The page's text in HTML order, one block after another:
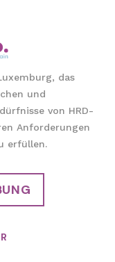
das
und
von HRD-
Anforderungen
erfüllen.